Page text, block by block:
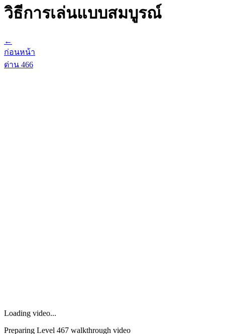
วิธีการเล่นแบบสมบูรณ์
←
ก่อนหน้า
ด่าน 466
Loading video...
Preparing Level 467 walkthrough video